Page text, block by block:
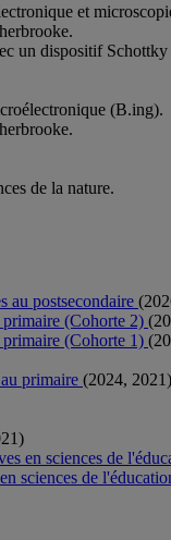
et
un dispositif
(B.ing).
de la nature.
au postsecondaire
(Cohorte 2)
(Cohorte 1)
primaire (2024, 2021)
en sciences de
sciences de